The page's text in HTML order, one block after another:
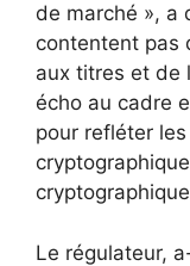
de marché », a
contentent pas
aux titres et de
écho au cadre
pour refléter
Le régulateur,